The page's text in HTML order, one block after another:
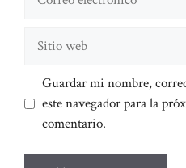
electrónico
web
Guardar mi nombre,
este navegador para la
comentario.